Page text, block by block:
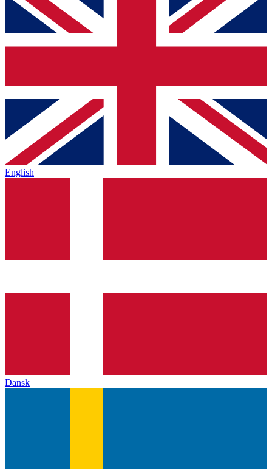
English
Dansk